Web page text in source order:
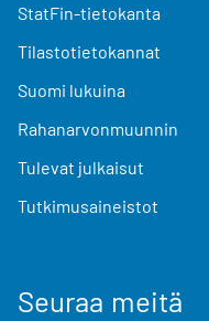
StatFin-tietokanta
Tilastotietokannat
Suomi lukuina
Rahanarvonmuunnin
Tulevat julkaisut
Tutkimusaineistot
Seuraa meitä